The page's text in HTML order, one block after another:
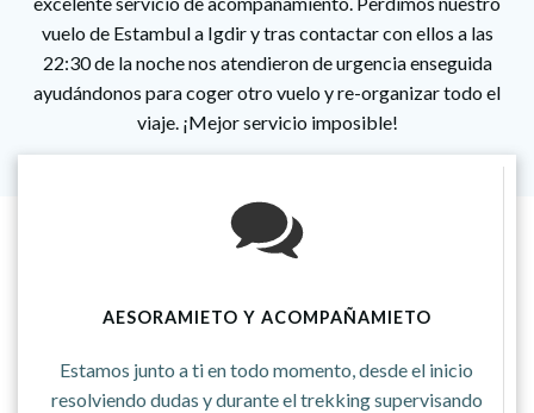
vuelo de Estambul a Igdir y tras contactar con ellos a las
22:30 de la noche nos atendieron de urgencia enseguida
ayudándonos para coger otro vuelo y re-organizar todo el
viaje. ¡Mejor servicio imposible!
AESORAMIETO Y ACOMPAÑAMIETO
Estamos junto a ti en todo momento, desde el inicio
resolviendo dudas y durante el trekking supervisando